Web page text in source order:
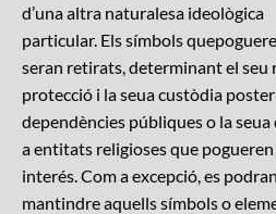
d’una altra naturalesa ideològica
particular. Els símbols
seran retirats, determinant el seu
protecció i la seua custòdia
dependències públiques o la
a entitats religioses que
interés. Com a excepció, es podran
mantindre aquells símbols o